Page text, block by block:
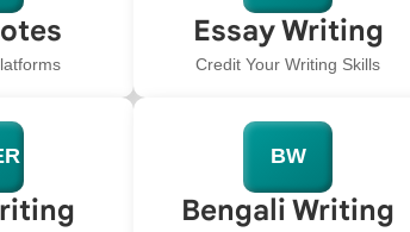
Essay Writing
Credit Your Writing Skills
BW
Bengali Writing